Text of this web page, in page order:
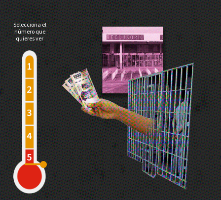
Selecciona el
número que
quieres ver